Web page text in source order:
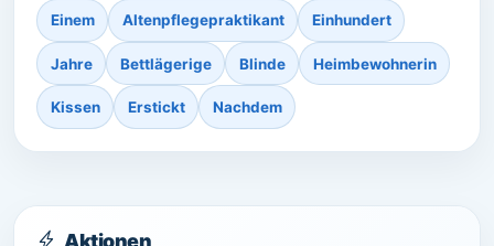
Einem Altenpflegepraktikant Einhundert
Jahre Bettlägerige Blinde Heimbewohnerin
Kissen Erstickt Nachdem
Aktionen